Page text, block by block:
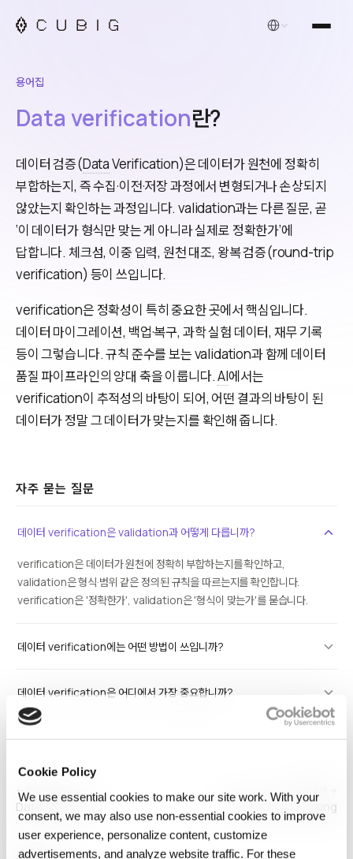
Cookie Policy
We use essential cookies to make our site work. With your
consent, we may also use non‑essential cookies to improve
user experience, personalize content, customize
advertisements, and analyze website traffic. For these
한국어
용어집
Data verification란?
데이터 검증(DataVerification)은 데이터가 원천에 정확히
부합하는지, 즉 수집·이전·저장 과정에서 변형되거나 손상되지
않았는지 확인하는 과정입니다. validation과는 다른 질문, 곧
‘이 데이터가 형식만 맞는 게 아니라 실제로 정확한가’에
답합니다. 체크섬, 이중 입력, 원천 대조, 왕복 검증(round-trip
verification) 등이 쓰입니다.
verification은 정확성이 특히 중요한 곳에서 핵심입니다.
데이터 마이그레이션, 백업·복구, 과학 실험 데이터, 재무 기록
등이 그렇습니다. 규칙 준수를 보는 validation과 함께 데이터
품질 파이프라인의 양대 축을 이룹니다.AI에서는
verification이 추적성의 바탕이 되어, 어떤 결과의 바탕이 된
데이터가 정말 그 데이터가 맞는지를 확인해 줍니다.
자주 묻는 질문
데이터 verification은 validation과 어떻게 다릅니까?
verification은 데이터가 원천에 정확히 부합하는지를 확인하고,
validation은 형식·범위 같은 정의된 규칙을 따르는지를 확인합니다.
verification은 '정확한가', validation은 '형식이 맞는가'를 묻습니다.
데이터 verification에는 어떤 방법이 쓰입니까?
데이터 verification은 어디에서 가장 중요합니까?
← 이전 용어
Data validation Data Version Locking